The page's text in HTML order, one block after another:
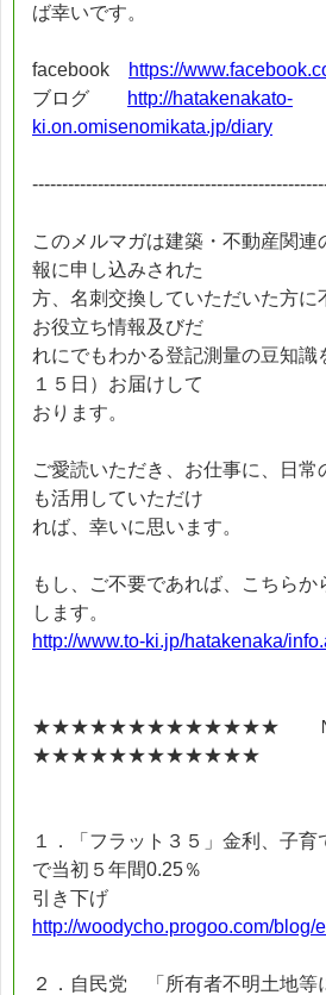
ば幸いです。
facebook
https://
ブログ
http://hatakenakato-
ki.on.omisenomikata.jp/diary
このメルマガは建築・不動産関連
報に申し込みされた
方、名刺交換していただいた方に
お役立ち情報及びだ
れにでもわかる登記測量の豆知識
１５日）お届けして
おります。
ご愛読いただき、お仕事に、日常
も活用していただけ
れば、幸いに思います。
もし、ご不要であれば、こちらか
します。
http://www.to-ki.jp/hatakenaka/
★★★★★★★★★★★★★ Ｎ
★★★★★★★★★★★★
１．「フラット３５」金利、子
で当初５年間0.25％
引き下げ
http://woodycho.progoo.com/blog/
２．自民党 「所有者不明土地等